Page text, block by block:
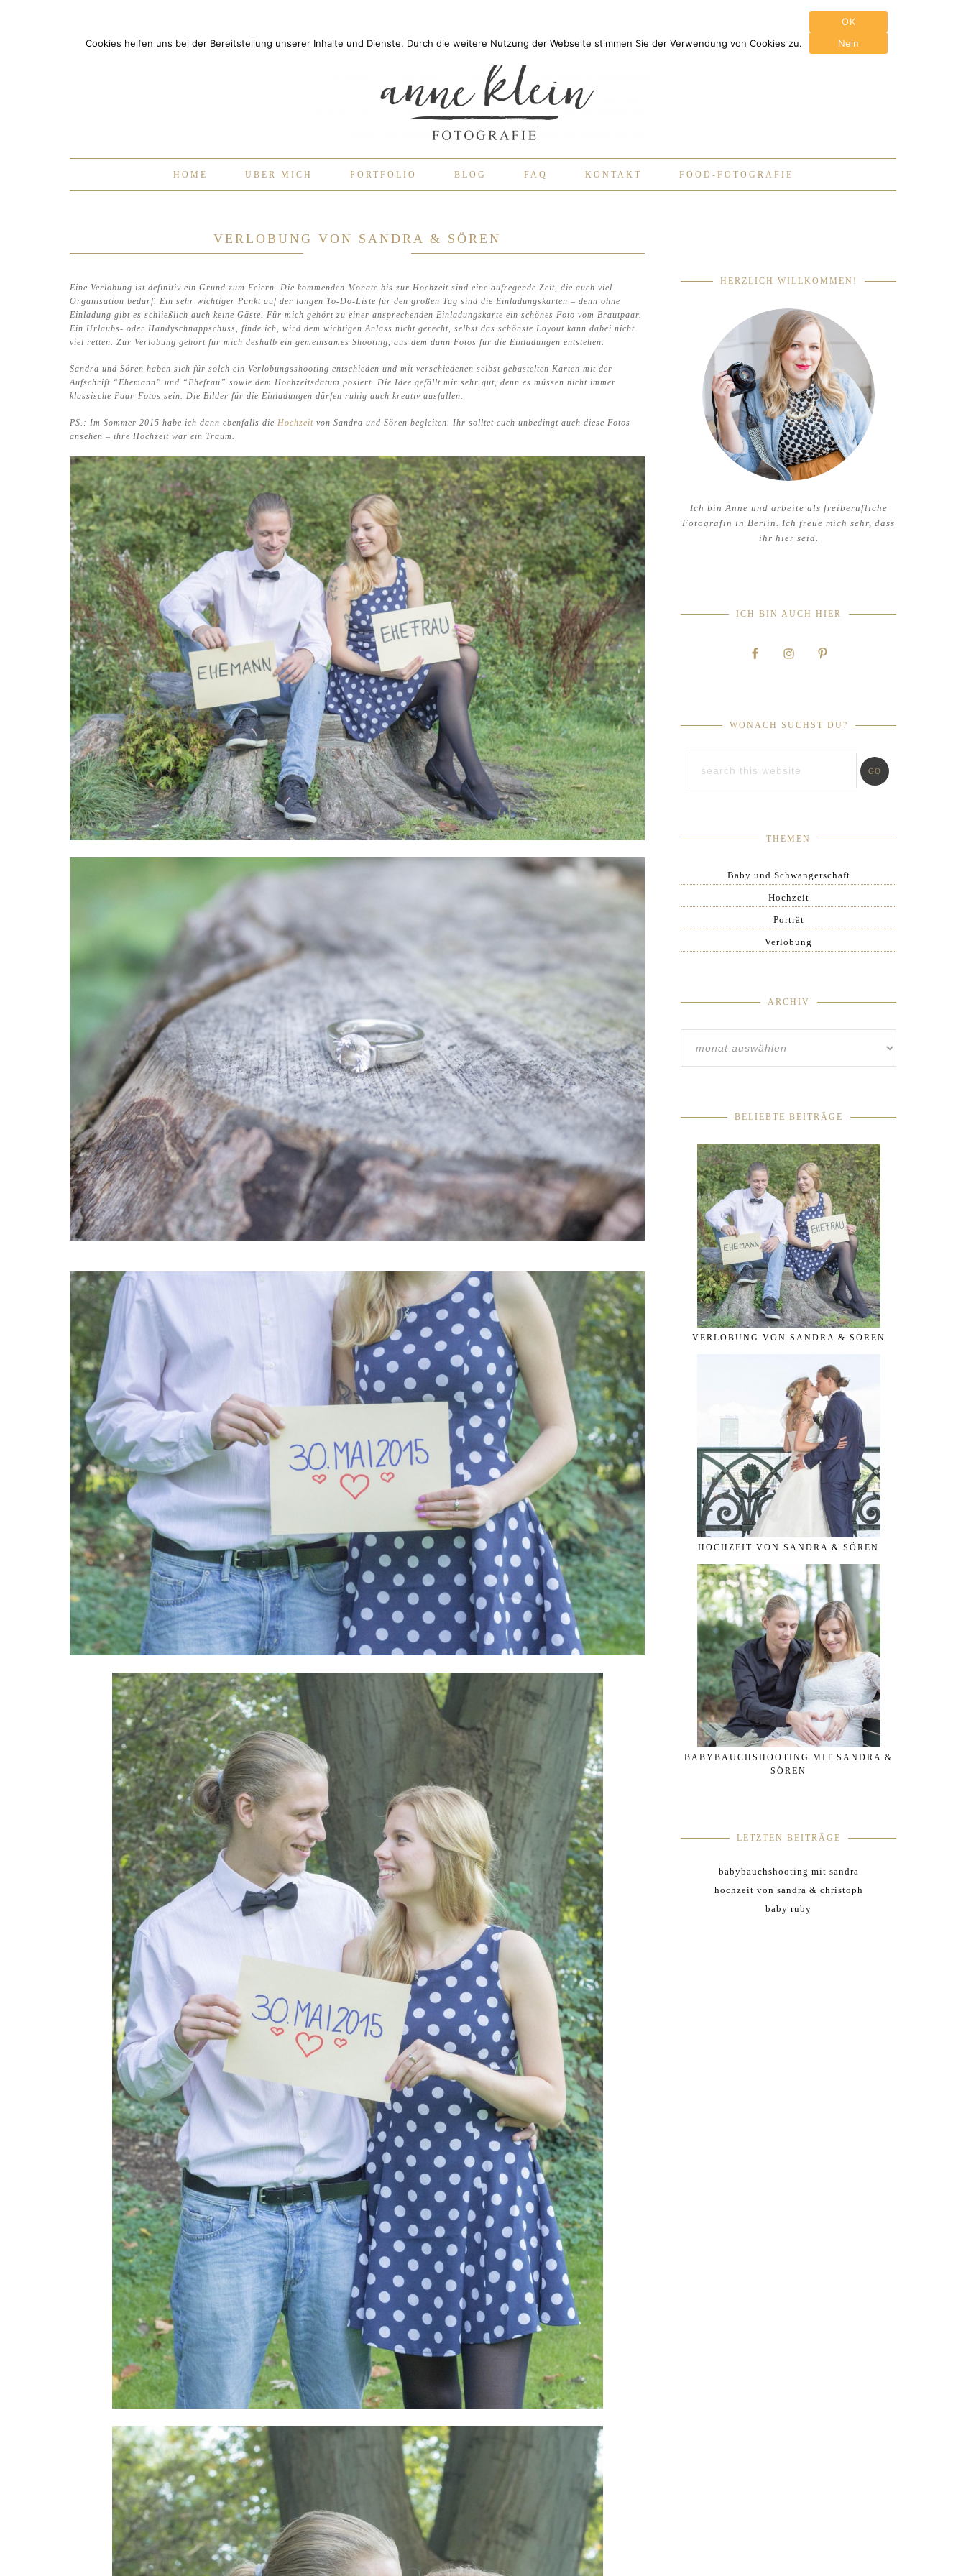
HOME ÜBER MICH PORTFOLIO BLOG FAQ KONTAKT FOOD-FOTOGRAFIE
VERLOBUNG VON SANDRA & SÖREN
Eine Verlobung ist definitiv ein Grund zum Feiern. Die kommenden Monate bis zur Hochzeit sind eine aufregende Zeit, die auch viel
Organisation bedarf. Ein sehr wichtiger Punkt auf der langen To-Do-Liste für den großen Tag sind die Einladungskarten – denn ohne
Einladung gibt es schließlich auch keine Gäste. Für mich gehört zu einer ansprechenden Einladungskarte ein schönes Foto vom Brautpaar.
Ein Urlaubs- oder Handyschnappschuss, finde ich, wird dem wichtigen Anlass nicht gerecht, selbst das schönste Layout kann dabei nicht
viel retten. Zur Verlobung gehört für mich deshalb ein gemeinsames Shooting, aus dem dann Fotos für die Einladungen entstehen.
Sandra und Sören haben sich für solch ein Verlobungsshooting entschieden und mit verschiedenen selbst gebastelten Karten mit der
Aufschrift “Ehemann” und “Ehefrau” sowie dem Hochzeitsdatum posiert. Die Idee gefällt mir sehr gut, denn es müssen nicht immer
klassische Paar-Fotos sein. Die Bilder für die Einladungen dürfen ruhig auch kreativ ausfallen.
PS.: Im Sommer 2015 habe ich dann ebenfalls die Hochzeit von Sandra und Sören begleiten. Ihr solltet euch unbedingt auch diese Fotos
ansehen – ihre Hochzeit war ein Traum.
HERZLICH WILLKOMMEN!
Ich bin Anne und arbeite als freiberufliche
Fotografin in Berlin. Ich freue mich sehr, dass
ihr hier seid.
ICH BIN AUCH HIER
WONACH SUCHST DU?
THEMEN
Baby und Schwangerschaft
Hochzeit
Porträt
Verlobung
ARCHIV
BELIEBTE BEITRÄGE
VERLOBUNG VON SANDRA & SÖREN
HOCHZEIT VON SANDRA & SÖREN
BABYBAUCHSHOOTING MIT SANDRA &
SÖREN
LETZTEN BEITRÄGE
babybauchshooting mit sandra
hochzeit von sandra & christoph
baby ruby
Cookies helfen uns bei der Bereitstellung unserer Inhalte und Dienste. Durch die weitere Nutzung der Webseite stimmen Sie der Verwendung von Cookies zu.
OK
Nein